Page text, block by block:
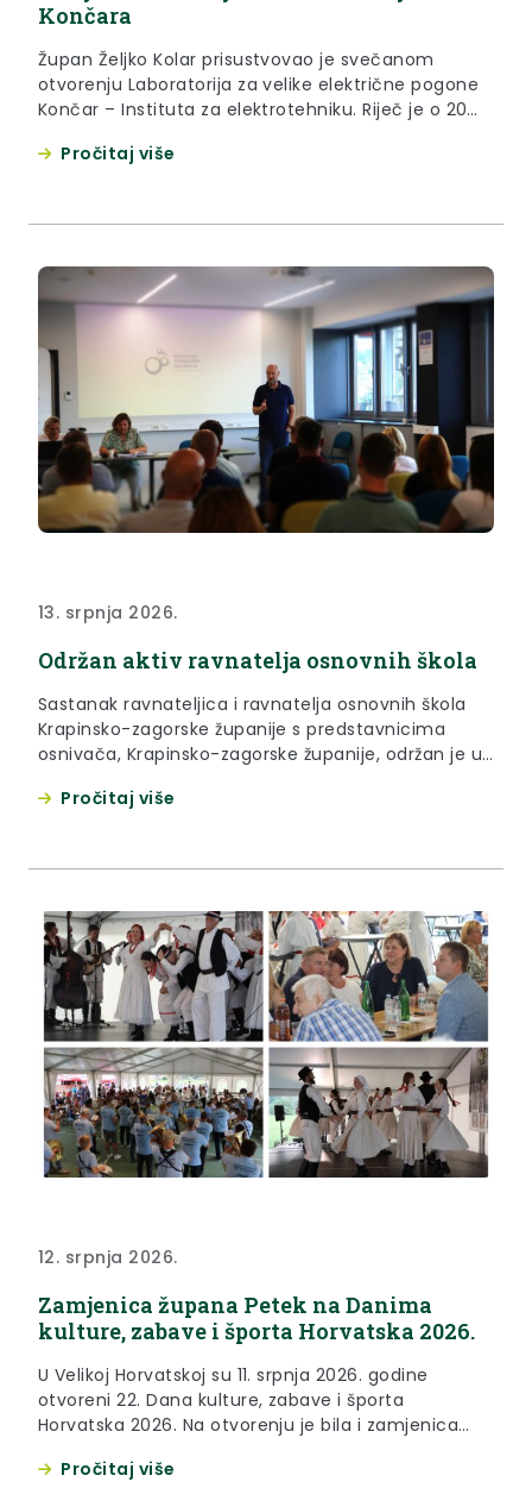
Končara
Župan Željko Kolar prisustvovao je svečanom
otvorenju Laboratorija za velike električne pogone
Končar – Instituta za elektrotehniku. Riječ je o 20
jednom od najznačajnijih ulaganja Končara. “Ono
Pročitaj više
13. srpnja 2026.
Održan aktiv ravnatelja osnovnih škola
Sastanak ravnateljica i ravnatelja osnovnih škola
Krapinsko-zagorske županije s predstavnicima
osnivača, Krapinsko-zagorske županije, održan je u
tehnološkom inkubatoru. Ravnateljice i ravnatelji
obrazovanje Mirjanom Smičić Slovenec o
aktualnostima...
Pročitaj više
12. srpnja 2026.
Zamjenica župana Petek na Danima
kulture, zabave i športa Horvatska 2026.
U Velikoj Horvatskoj su 11. srpnja 2026. godine
otvoreni 22. Dana kulture, zabave i športa
Horvatska 2026. Na otvorenju je bila i zamjenica
koja je pozdravila brojne okupljene na igralištu kod
Pročitaj više